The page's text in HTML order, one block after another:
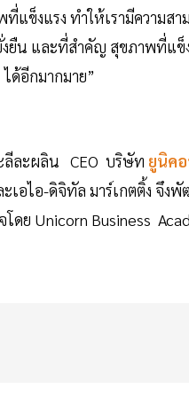
ที่แข็งแรง ทำให้เรามีความ
งยืน และที่สำคัญ สุขภาพที่แ
ด้อีกมากมาย”
ลีละผลิน CEO บริษัท ยูนิค
ะเอไอ-ดิจิทัล มาร์เกตติ้ง จึ
ดย Unicorn Business